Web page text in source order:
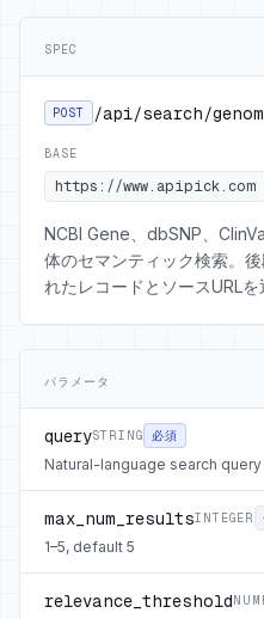
SPEC
POST /api/search/
BASE
https://www.apipick.com
NCBI Gene、dbSNP、
体のセマンティック検索。
れたレコードとソースURLを
パラメータ
querySTRING 必須
Natural-language search query
max_num_resultsINTEGER
1–5, default 5
relevance_threshold